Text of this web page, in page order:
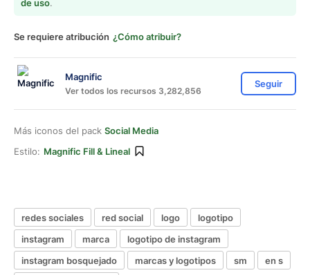
de uso.
Se requiere atribución ¿Cómo atribuir?
Magnific
Ver todos los recursos 3,282,856
Seguir
Más iconos del pack Social Media
Estilo: Magnific Fill & Lineal
redes sociales red social logo
logotipo
instagram
marca
logotipo de instagram
instagram bosquejado
marcas y logotipos sm
en s